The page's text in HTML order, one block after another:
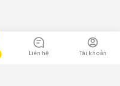
Liên hệ Tài khoản